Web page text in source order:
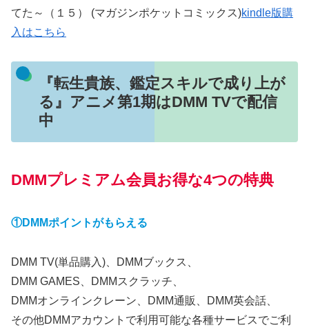
てた～（１５） (マガジンポケットコミックス)kindle版購
入はこちら
『転生貴族、鑑定スキルで成り上が
る』アニメ第1期はDMM TVで配信
中
DMMプレミアム会員お得な4つの特典
①DMMポイントがもらえる
DMM TV(単品購入)、DMMブックス、
DMM GAMES、DMMスクラッチ、
DMMオンラインクレーン、DMM通販、DMM英会話、
その他DMMアカウントで利用可能な各種サービスでご利